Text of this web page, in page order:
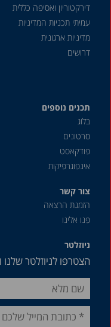
דירקטוריון ואסיפה כללית
עמיתי תכניות המדיניות
מדיניות ארגונית
דרושים
תכנים נוספים
בלוג
סרטונים
פודקאסט
אינפוגרפיקות
צור קשר
הזמנת הרצאה
פנו אלינו
ניוזלטר
הצטרפו לניוזלטר